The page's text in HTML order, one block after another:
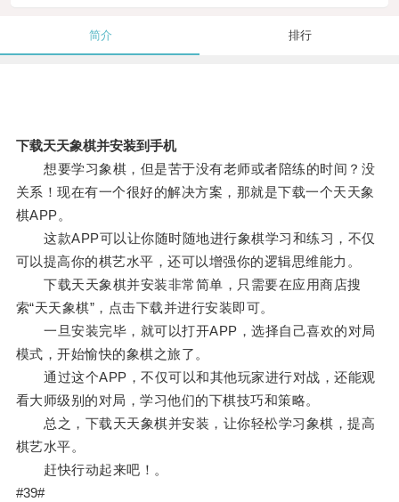
简介 排行
下载天天象棋并安装到手机
想要学习象棋，但是苦于没有老师或者陪练的时间？没
关系！现在有一个很好的解决方案，那就是下载一个天天象
棋APP。
这款APP可以让你随时随地进行象棋学习和练习，不仅
可以提高你的棋艺水平，还可以增强你的逻辑思维能力。
下载天天象棋并安装非常简单，只需要在应用商店搜
索“天天象棋”，点击下载并进行安装即可。
一旦安装完毕，就可以打开APP，选择自己喜欢的对局
模式，开始愉快的象棋之旅了。
通过这个APP，不仅可以和其他玩家进行对战，还能观
看大师级别的对局，学习他们的下棋技巧和策略。
总之，下载天天象棋并安装，让你轻松学习象棋，提高
棋艺水平。
赶快行动起来吧！。
#39#